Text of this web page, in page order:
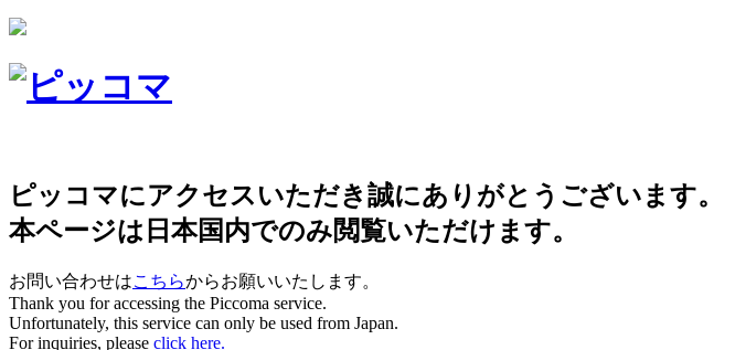
ピッコマにアクセスいただき誠にありがとうございます。
本ページは日本国内でのみ閲覧いただけます。
お問い合わせはこちらからお願いいたします。
Thank you for accessing the Piccoma service.
Unfortunately, this service can only be used from Japan.
For inquiries, please click here.